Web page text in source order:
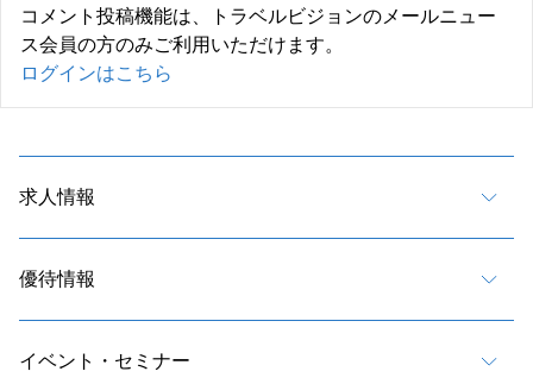
コメント投稿機能は、トラベルビジョンのメールニュー
ス会員の方のみご利用いただけます。
ログインはこちら
求人情報
優待情報
イベント・セミナー